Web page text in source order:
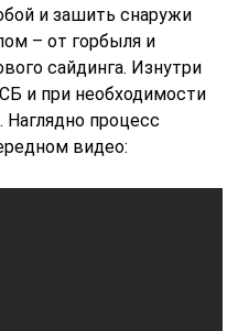
и зашить снаружи
– от горбыля и
сайдинга. Изнутри
и при необходимости
Наглядно процесс
видео: